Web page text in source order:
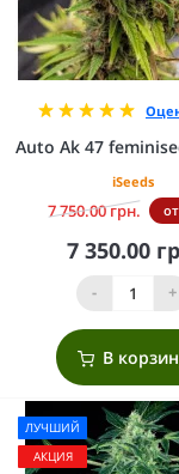
Auto Ak 47
iSeeds
7 750.00 грн.
7 350.00
- +
В
ЛУЧШИЙ
АКЦИЯ